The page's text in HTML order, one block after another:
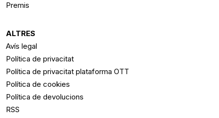
Premis
ALTRES
Avís legal
Política de privacitat
Política de privacitat plataforma OTT
Política de cookies
Política de devolucions
RSS